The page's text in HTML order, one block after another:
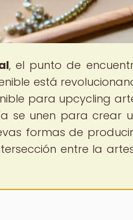
, el punto de
está
para upcycling
se unen para crear
formas de
entre la